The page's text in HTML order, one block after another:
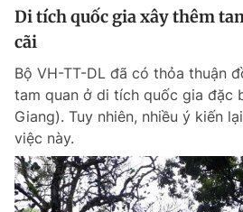
Di tích quốc gia xây thêm
cãi
Bộ VH-TT-DL đã có thỏa thuận
tam quan ở di tích quốc gia đặc
Giang). Tuy nhiên, nhiều ý kiến
việc này.